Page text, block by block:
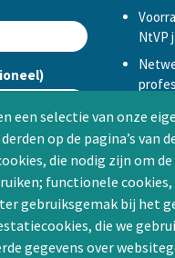
een selectie van onze
op de pagina’s van
die nodig zijn om
functionele cookies,
gebruiksgemak bij het
die we
gegevens over
NtVP
de
SIG
Word lid